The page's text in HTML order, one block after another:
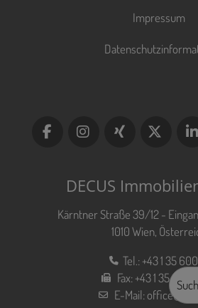
Impressum
DECUS
Kärntner Straße 39/12 -
1010 Wien,
Tel.:+43 1 35
Fax:+43 1 35 600
E-Mail: